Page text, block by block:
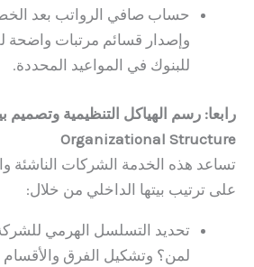
حساب صافي الرواتب بعد
وإصدار قسائم مرتبات واضحة
للبنوك في المواعيد المحددة.
رابعا: رسم الهياكل التنظيمية وتصميم
Organizational Structure
تساعد هذه الخدمة الشركات الناشئة
على ترتيب بيتها الداخلي من خلال:
تحديد التسلسل الهرمي للشركة
لمن؟ وتشكيل الفرق والأقسام